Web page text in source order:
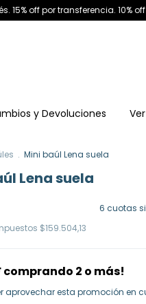
10% off extra llevando 2 o
y Devoluciones
. Mini baúl Lena suela
Lena suela
6 cuotas
$159.504,13
comprando 2 o más!
aprovechar esta promoción en